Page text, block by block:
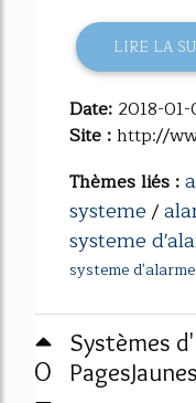
LIRE LA
Date: 2018-
Site :http://
Thèmes liés :
systeme/
systeme
systeme
0
Systèmes